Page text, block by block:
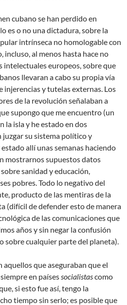
cubano se han perdido en
es o no una dictadura, sobre la
intrínseca no homologable con
incluso, al menos hasta hace no
europeos, sobre que
llevaran a cabo su propia vía
injerencias y tutelas externas. Los
de la revolución señalaban a
supongo que me encuentro (un
la isla y he estado en dos
su sistema político y
allí unas semanas haciendo
mostrarnos supuestos datos
sanidad y educación,
pobres. Todo lo negativo del
producto de las mentiras de la
(difícil de defender esto de manera
de las comunicaciones que
años y sin negar la confusión
sobre cualquier parte del planeta).
aquellos que aseguraban que el
en paísessocialistascomo
si esto fue así, tengo la
tiempo sin serlo; es posible que